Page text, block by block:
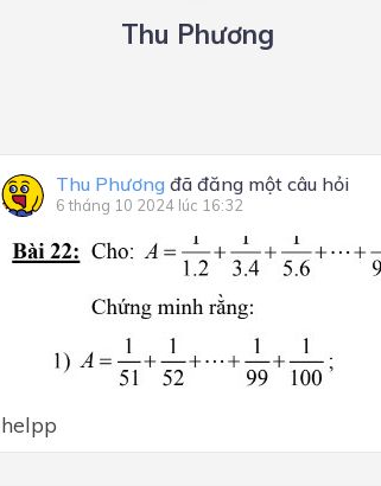
Thu Phương
Thu Phương đã đăng một câu hỏi
6 tháng 10 2024 lúc 16:32
helpp